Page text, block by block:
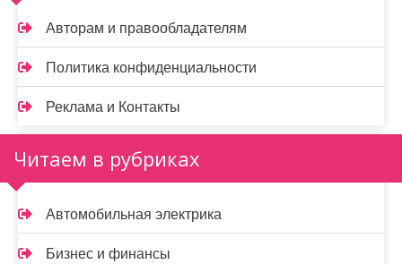
Авторам и правообладателям
Политика конфиденциальности
Реклама и Контакты
Читаем в рубриках
Автомобильная электрика
Бизнес и финансы